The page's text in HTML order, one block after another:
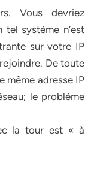
Vous devriez
tel système n’est
sur votre IP
De toute
même adresse IP
le problème
la tour est « à